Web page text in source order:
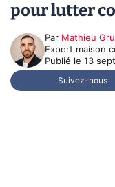
pour lutter
Par Mathieu
Expert maison
Publié le 13
Suivez-nous